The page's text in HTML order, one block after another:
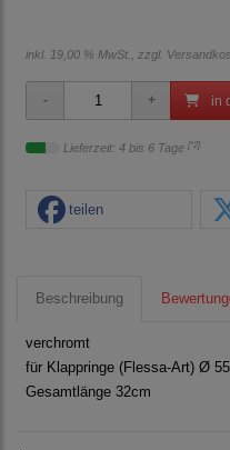
inkl. 19,00 % MwSt., zzgl.
in
Lieferzeit: 4 bis 6 Tage [*2]
teilen
Beschreibung
verchromt
für Klappringe (Flessa-Art) Ø
Gesamtlänge 32cm